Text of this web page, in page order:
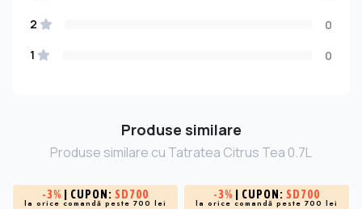
2
0
1
0
Produse similare
Produse similare cu Tatratea Citrus Tea 0.7L
-3% | CUPON: SD700
la orice comandă peste 700 lei
-3% | CUPON: SD700
la orice comandă peste 700 lei